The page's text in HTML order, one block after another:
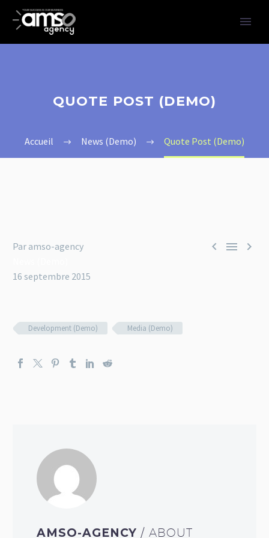
QUOTE POST (DEMO)
Accueil News (Demo) Quote Post (Demo)
  
Par amso-agency
16 septembre 2015
Development (Demo) Media (Demo)
AMSO-AGENCY/ ABOUT